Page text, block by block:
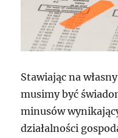
Stawiając na
musimy być
minusów
działalności